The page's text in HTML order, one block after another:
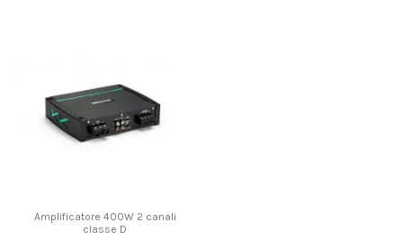
Amplificatore 400W 2 canali
classe D